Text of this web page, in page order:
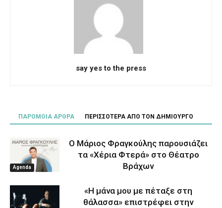
say yes to the press
ΠΑΡΟΜΟΙΑ ΑΡΘΡΑ ΠΕΡΙΣΣΟΤΕΡΑ ΑΠΟ ΤΟΝ ΔΗΜΙΟΥΡΓΟ
Agenda
Ο Μάριος Φραγκούλης παρουσιάζει
τα «Χέρια Φτερά» στο Θέατρο
Βράχων
«Η μάνα μου με πέταξε στη
θάλασσα» επιστρέφει στην